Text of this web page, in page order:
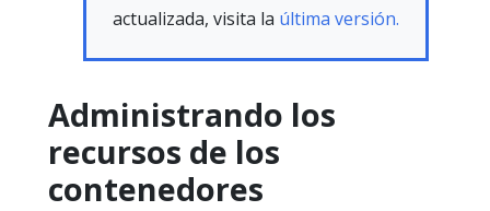
actualizada, visita la última versión.
Administrando los
recursos de los
contenedores